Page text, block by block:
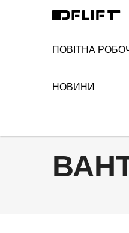
ПОВІТНА
НОВИНИ